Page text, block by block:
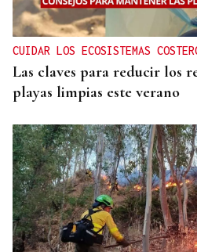
CUIDAR LOS ECOSISTEMAS
Las claves para reducir los
playas limpias este verano